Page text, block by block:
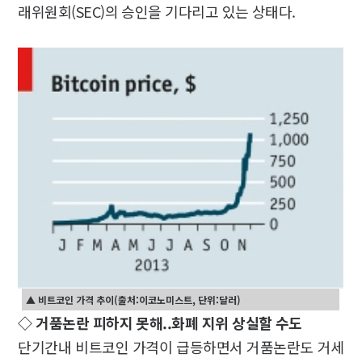
래위원회(SEC)의 승인을 기다리고 있는 상태다.
▲ 비트코인 가격 추이(출처:이코노미스트, 단위:달러)
◇ 거품논란 피하지 못해..화폐 지위 상실할 수도
단기간내 비트코인 가격이 급등하면서 거품논란도 거세